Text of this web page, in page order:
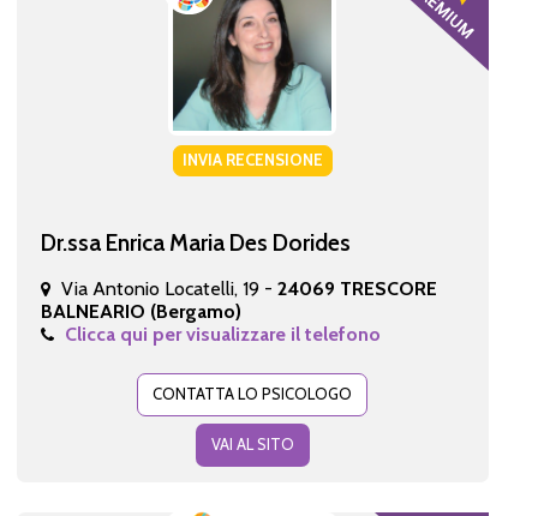
INVIA RECENSIONE
Dr.ssa Enrica Maria Des Dorides
Via Antonio Locatelli, 19 - 24069 TRESCORE
BALNEARIO (Bergamo)
Clicca qui per visualizzare il telefono
CONTATTA LO PSICOLOGO
VAI AL SITO